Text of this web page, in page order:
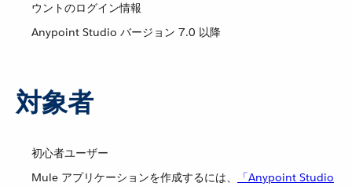
ウントのログイン情報
Anypoint Studio バージョン 7.0 以降
対象者
初心者ユーザー
Mule アプリケーションを作成するには、​
「Anypoint Studio